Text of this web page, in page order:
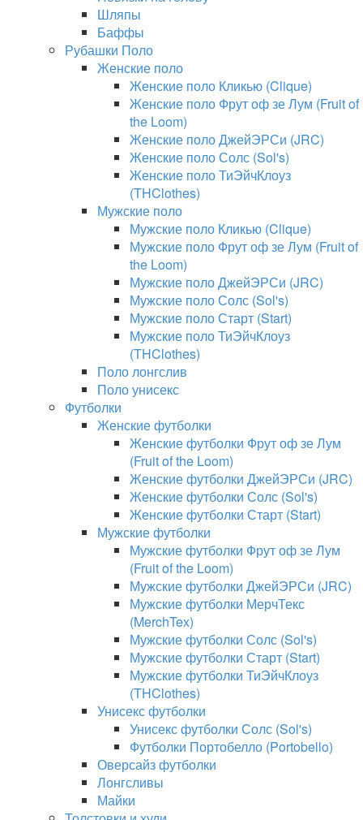
Шляпы
Баффы
Рубашки Поло
Женские поло
Женские поло Кликью (Clique)
Женские поло Фрут оф зе Лум (Fruit of
the Loom)
Женские поло ДжейЭРСи (JRC)
Женские поло Солс (Sol's)
Женские поло ТиЭйчКлоуз
(THClothes)
Мужские поло
Мужские поло Кликью (Clique)
Мужские поло Фрут оф зе Лум (Fruit of
the Loom)
Мужские поло ДжейЭРСи (JRC)
Мужские поло Солс (Sol's)
Мужские поло Старт (Start)
Мужские поло ТиЭйчКлоуз
(THClothes)
Поло лонгслив
Поло унисекс
Футболки
Женские футболки
Женские футболки Фрут оф зе Лум
(Fruit of the Loom)
Женские футболки ДжейЭРСи (JRC)
Женские футболки Солс (Sol's)
Женские футболки Старт (Start)
Мужские футболки
Мужские футболки Фрут оф зе Лум
(Fruit of the Loom)
Мужские футболки ДжейЭРСи (JRC)
Мужские футболки МерчТекс
(MerchTex)
Мужские футболки Солс (Sol's)
Мужские футболки Старт (Start)
Мужские футболки ТиЭйчКлоуз
(THClothes)
Унисекс футболки
Унисекс футболки Солс (Sol's)
Футболки Портобелло (Portobello)
Оверсайз футболки
Лонгсливы
Майки